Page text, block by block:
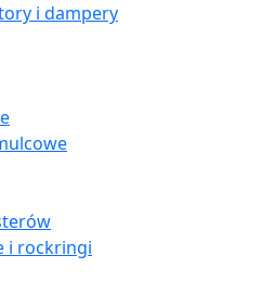
i dampery
i rockringi